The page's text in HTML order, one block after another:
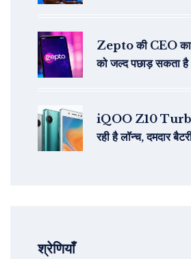
Zepto की CEO
को जल्द पछाड़ सकता
iQOO Z10 Turbo
रही है लॉन्च, दमदार
श्रेणियाँ